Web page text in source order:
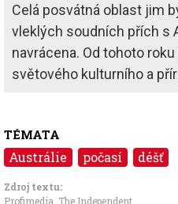
Celá posvátná oblast jim
vleklých soudních přích s
navrácena. Od tohoto
světového kulturního a
TÉMATA
Austrálie počasí déšť
Zdroj textu:
Profimedia, The Independent